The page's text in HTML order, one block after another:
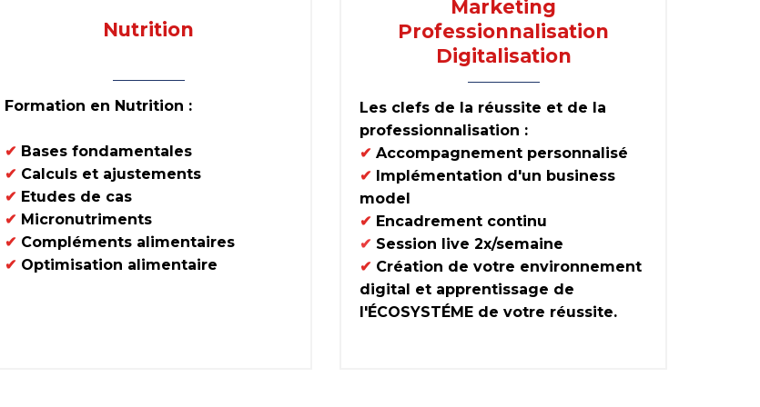
Nutrition
Formation en Nutrition :
✔ Bases fondamentales
✔ Calculs et ajustements
✔ Etudes de cas
✔ Micronutriments
✔ Compléments alimentaires
✔ Optimisation alimentaire
Marketing
Professionnalisation
Digitalisation
Les clefs de la réussite et de la
professionnalisation :
✔ Accompagnement personnalisé
✔ Implémentation d'un business
model
✔ Encadrement continu
✔ Session live 2x/semaine
✔ Création de votre environnement
digital et apprentissage de
l'ÉCOSYSTÉME de votre réussite.